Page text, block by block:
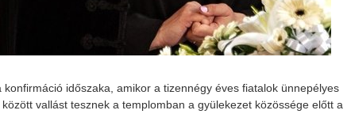
konfirmáció időszaka, amikor a tizennégy éves fiatalok ünnepélyes
között vallást tesznek a templomban a gyülekezet közössége előtt a